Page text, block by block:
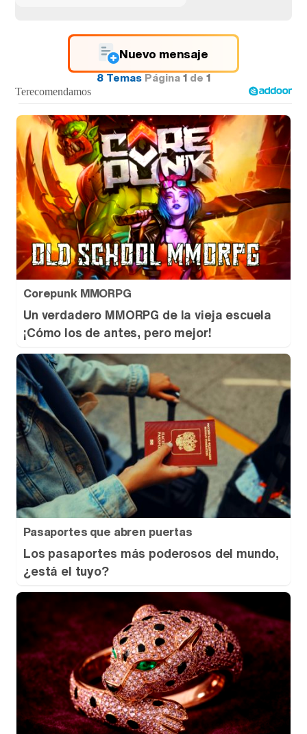
Nuevo mensaje
8 TemasPágina1de1
Corepunk MMORPG
Un verdadero MMORPG de la vieja escuela
¡Cómo los de antes, pero mejor!
Pasaportes que abren puertas
Los pasaportes más poderosos del mundo,
¿está el tuyo?